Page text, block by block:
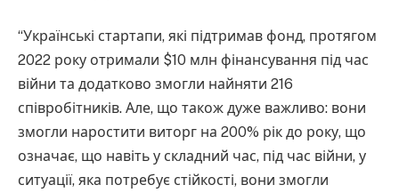
“Українські стартапи, які підтримав фонд, протягом
2022 року отримали $10 млн фінансування під час
війни та додатково змогли найняти 216
співробітників. Але, що також дуже важливо: вони
змогли наростити виторг на 200% рік до року, що
означає, що навіть у складний час, під час війни, у
ситуації, яка потребує стійкості, вони змогли